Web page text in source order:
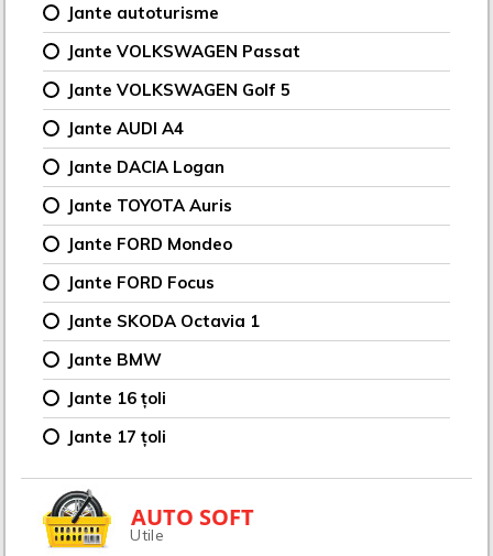
Jante autoturisme
Jante VOLKSWAGEN Passat
Jante VOLKSWAGEN Golf 5
Jante AUDI A4
Jante DACIA Logan
Jante TOYOTA Auris
Jante FORD Mondeo
Jante FORD Focus
Jante SKODA Octavia 1
Jante BMW
Jante 16 țoli
Jante 17 țoli
AUTO SOFT
Utile